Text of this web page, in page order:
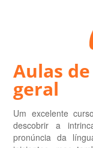
Aulas
geral
Um excelente
descobrir a
pronúncia da